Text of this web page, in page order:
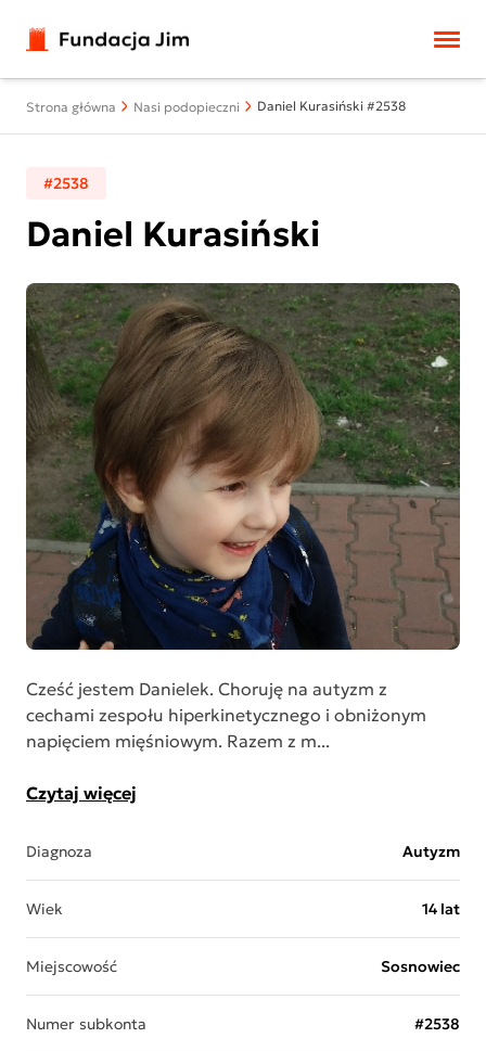
Strona główna Nasi podopieczni Daniel Kurasiński #2538
#2538
Daniel Kurasiński
Cześć jestem Danielek. Choruję na autyzm z
cechami zespołu hiperkinetycznego i obniżonym
napięciem mięśniowym. Razem z m...
Czytaj więcej
Diagnoza Autyzm
Wiek 14 lat
Miejscowość Sosnowiec
Numer subkonta #2538